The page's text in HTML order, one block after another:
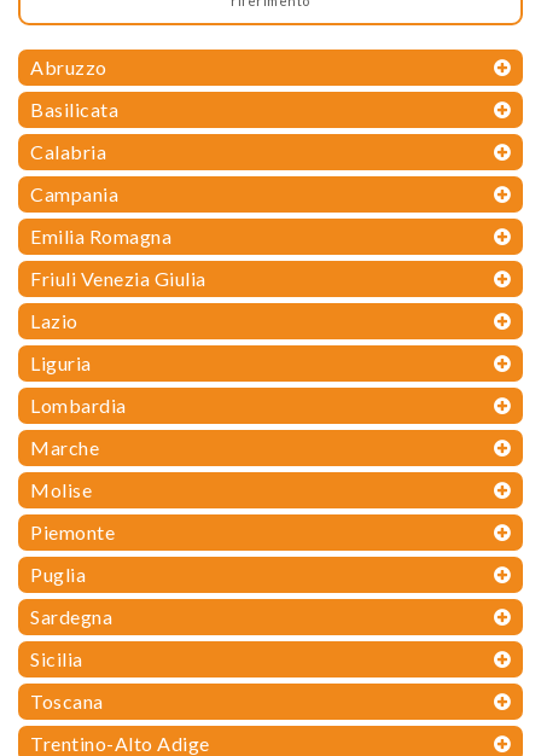
Abruzzo
Basilicata
Calabria
Campania
Emilia Romagna
Friuli Venezia Giulia
Lazio
Liguria
Lombardia
Marche
Molise
Piemonte
Puglia
Sardegna
Sicilia
Toscana
Trentino-Alto Adige